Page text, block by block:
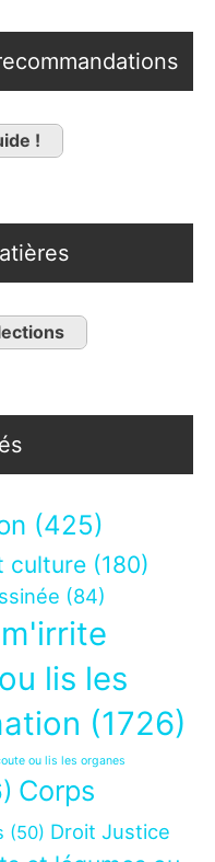
!
(425)
culture (180)
(84)
lis les
(1726)
ou lis les organes
Corps
(50) Droit Justice